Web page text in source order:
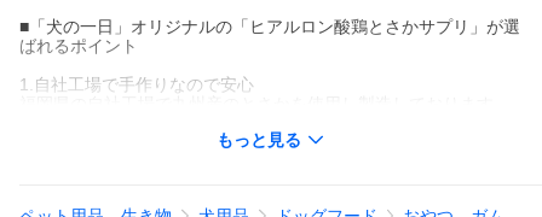
■「犬の一日」オリジナルの「ヒアルロン酸鶏とさかサプリ」が選
ばれるポイント
1.自社工場で手作りなので安心
2.ヒアルロン酸&プロテイン含有
もっと見る